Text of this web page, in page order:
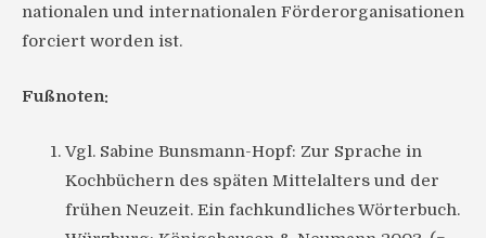
nationalen und internationalen Förderorganisationen
forciert worden ist.
Fußnoten:
Vgl. Sabine Bunsmann-Hopf: Zur Sprache in
Kochbüchern des späten Mittelalters und der
frühen Neuzeit. Ein fachkundliches Wörterbuch.